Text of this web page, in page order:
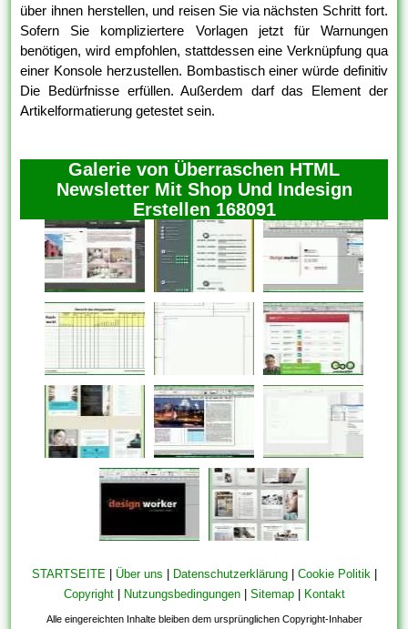
über ihnen herstellen, und reisen Sie via nächsten Schritt fort.
Sofern Sie kompliziertere Vorlagen jetzt für Warnungen
benötigen, wird empfohlen, stattdessen eine Verknüpfung qua
einer Konsole herzustellen. Bombastisch einer würde definitiv
Die Bedürfnisse erfüllen. Außerdem darf das Element der
Artikelformatierung getestet sein.
Galerie von Überraschen HTML
Newsletter Mit Shop Und Indesign
Erstellen 168091
STARTSEITE| Über uns Datenschutzerklärung| Cookie Politik|
Copyright| Nutzungsbedingungen| Sitemap| Kontakt
Alle eingereichten Inhalte bleiben dem ursprünglichen Copyright-Inhaber